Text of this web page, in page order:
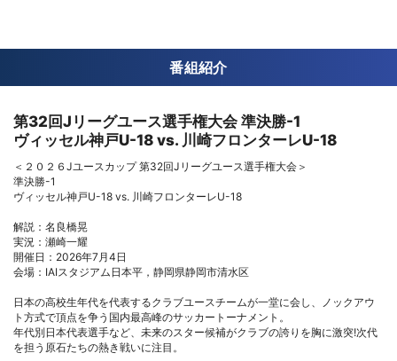
番組紹介
第32回Jリーグユース選手権大会 準決勝-1
ヴィッセル神戸U-18 vs. 川崎フロンターレU-18
＜２０２６Jユースカップ 第32回Jリーグユース選手権大会＞
準決勝-1
ヴィッセル神戸U-18 vs. 川崎フロンターレU-18
解説：名良橋晃
実況：瀬崎一耀
開催日：2026年7月4日
会場：IAIスタジアム日本平，静岡県静岡市清水区
日本の高校生年代を代表するクラブユースチームが一堂に会し、ノックアウ
ト方式で頂点を争う国内最高峰のサッカートーナメント。
年代別日本代表選手など、未来のスター候補がクラブの誇りを胸に激突!次代
を担う原石たちの熱き戦いに注目。